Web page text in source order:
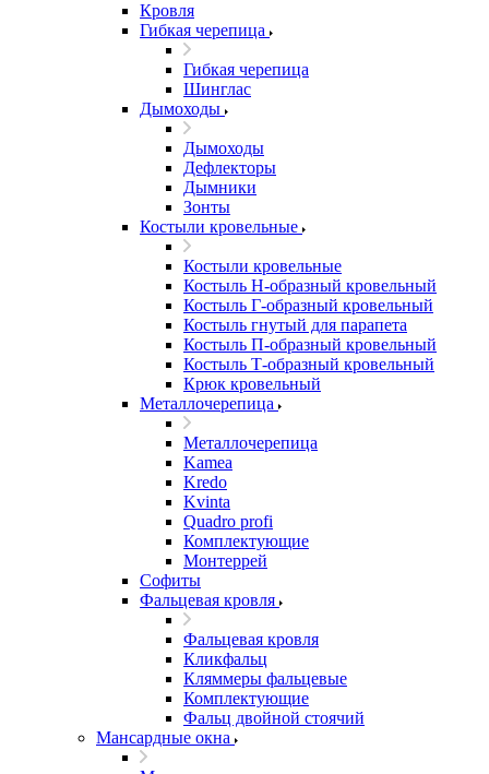
Кровля
Гибкая черепица
Гибкая черепица
Шинглас
Дымоходы
Дымоходы
Дефлекторы
Дымники
Зонты
Костыли кровельные
Костыли кровельные
Костыль H-образный кровельный
Костыль Г-образный кровельный
Костыль гнутый для парапета
Костыль П-образный кровельный
Костыль Т-образный кровельный
Крюк кровельный
Металлочерепица
Металлочерепица
Kamea
Kredo
Kvinta
Quadro profi
Комплектующие
Монтеррей
Софиты
Фальцевая кровля
Фальцевая кровля
Кликфальц
Кляммеры фальцевые
Комплектующие
Фальц двойной стоячий
Мансардные окна